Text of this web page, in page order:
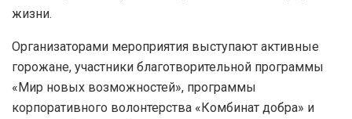
жизни.
Организаторами мероприятия выступают активные
горожане, участники благотворительной программы
«Мир новых возможностей», программы
корпоративного волонтерства «Комбинат добра» и